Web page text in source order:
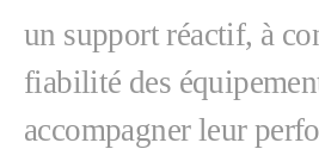
un support réactif, à
fiabilité des
accompagner leur